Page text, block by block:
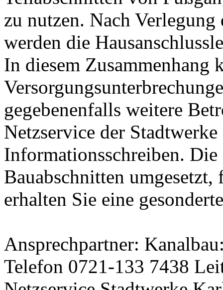
zu nutzen. Nach
werden die
In diesem Zusammenhang
gegebenenfalls weitere
Netzservice der Stadtwerke
Informationsschreiben.
Bauabschnitten
erhalten Sie eine
Ansprechpartner:
Telefon 0721-133 7438